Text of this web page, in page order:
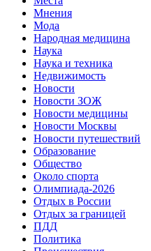
Мнения
Мода
Народная медицина
Наука
Наука и техника
Недвижимость
Новости
Новости ЗОЖ
Новости медицины
Новости Москвы
Новости путешествий
Образование
Общество
Около спорта
Олимпиада-2026
Отдых в России
Отдых за границей
ПДД
Политика